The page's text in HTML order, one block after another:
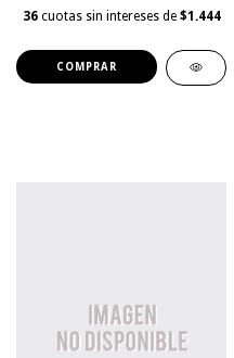
36 cuotas sin intereses de $1.444